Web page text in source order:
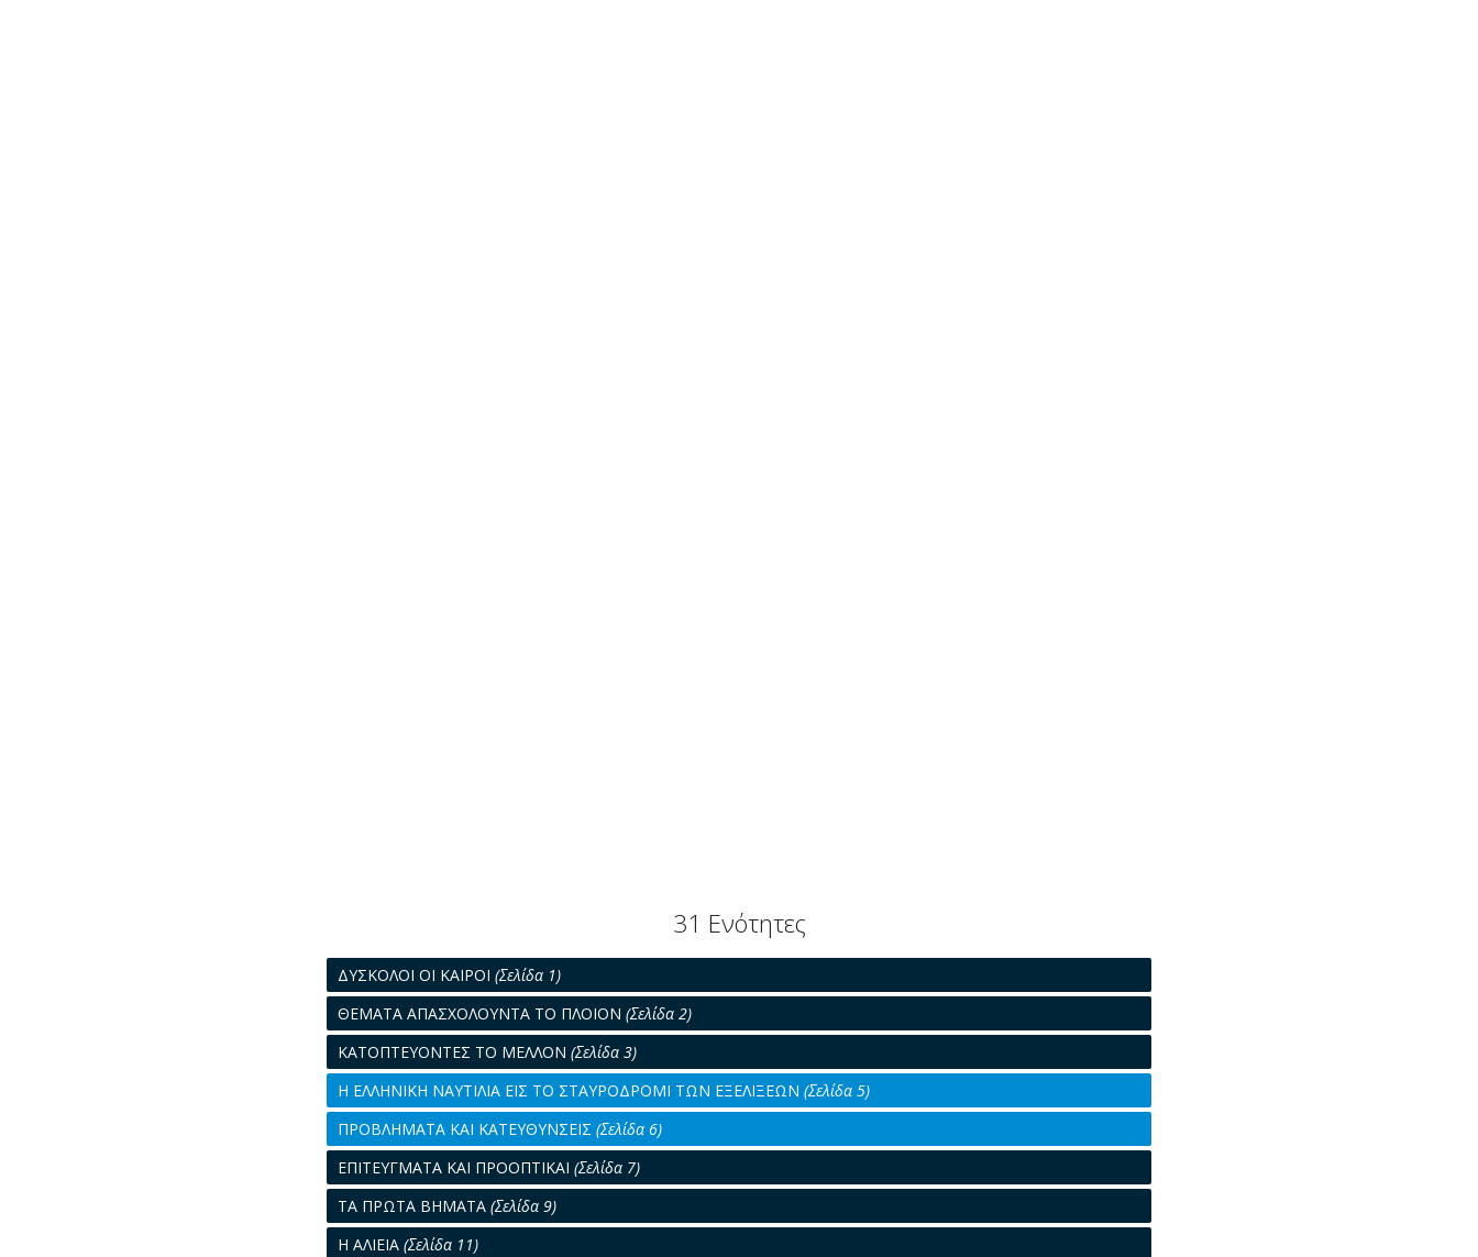
31 Ενότητες
ΔΥΣΚΟΛΟΙ ΟΙ ΚΑΙΡΟΙ (Σελίδα 1)
ΘΕΜΑΤΑ ΑΠΑΣΧΟΛΟΥΝΤΑ ΤΟ ΠΛΟΙΟΝ (Σελίδα 2)
ΚΑΤΟΠΤΕΥΟΝΤΕΣ ΤΟ ΜΕΛΛΟΝ (Σελίδα 3)
Η ΕΛΛΗΝΙΚΗ ΝΑΥΤΙΛΙΑ ΕΙΣ ΤΟ ΣΤΑΥΡΟΔΡΟΜΙ ΤΩΝ ΕΞΕΛΙΞΕΩΝ (Σελίδα 5)
ΠΡΟΒΛΗΜΑΤΑ ΚΑΙ ΚΑΤΕΥΘΥΝΣΕΙΣ (Σελίδα 6)
ΕΠΙΤΕΥΓΜΑΤΑ ΚΑΙ ΠΡΟΟΠΤΙΚΑΙ (Σελίδα 7)
ΤΑ ΠΡΩΤΑ ΒΗΜΑΤΑ (Σελίδα 9)
Η ΑΛΙΕΙΑ (Σελίδα 11)